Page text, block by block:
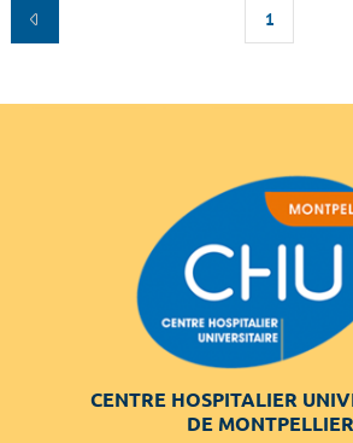
1
CENTRE HOSPITALIER
DE MONTPELLIER